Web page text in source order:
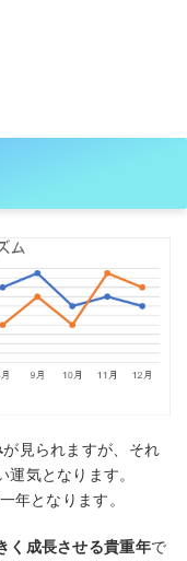
が見られますが、それ
気となります。
年となります。
く成長させる貴重年で